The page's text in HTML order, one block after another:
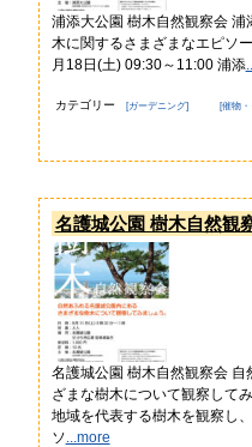
浦添大公園 樹木自然観察会
木に関するさまざまなエピソ
月18日(土) 09:30～11:00 浦添
カテゴリー [ガーデニング] [催物
名護城公園 樹木自然観
名護城公園 樹木自然観察会 自
ざまな樹木について観察して
地域を代表する樹木を観察し
ソ ...more